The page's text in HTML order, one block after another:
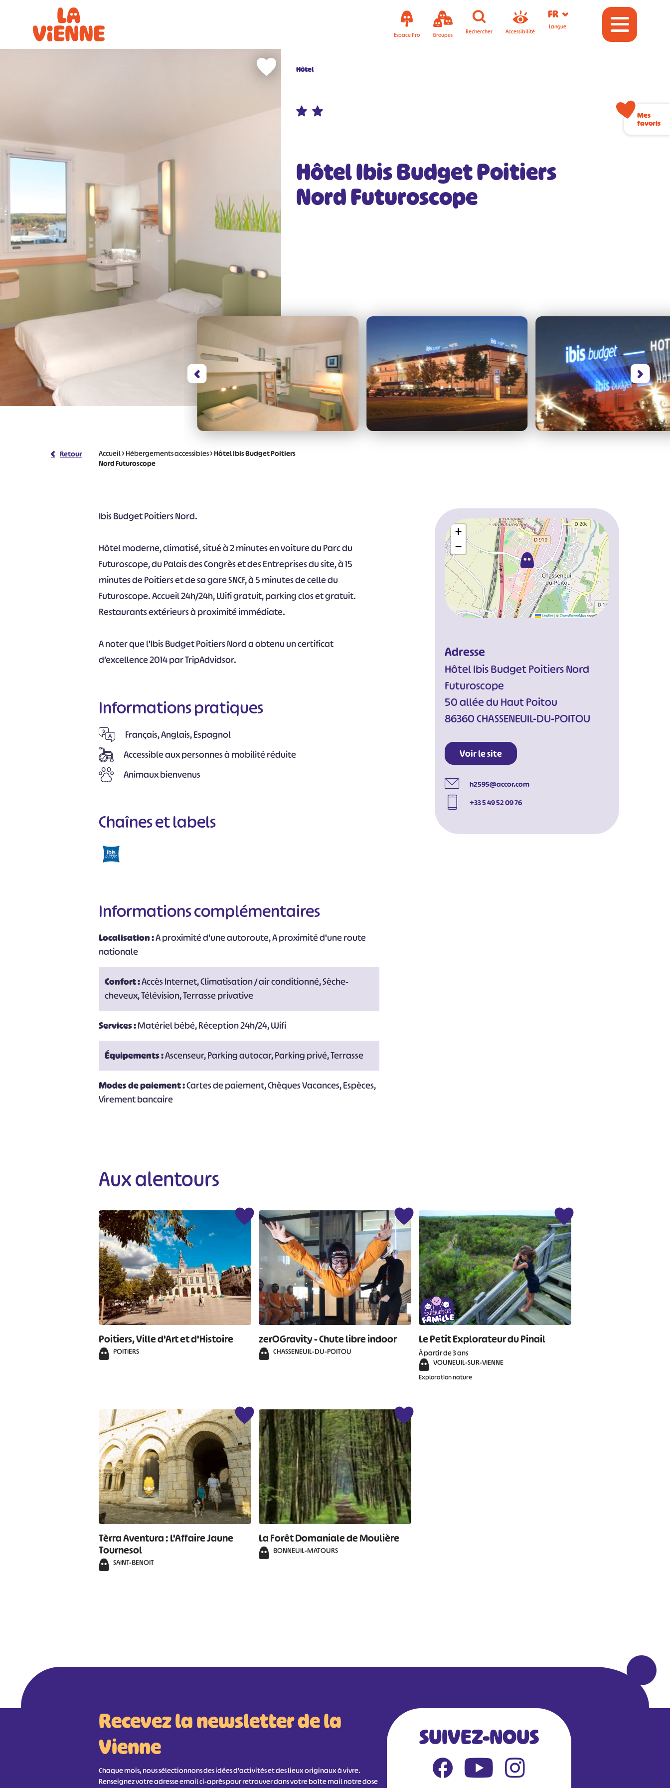
Espace Pro Groupes Rechercher Accessibilité
FR
Langue
Hôtel
Hôtel Ibis Budget Poitiers
Nord Futuroscope
Retour Accueil>Hébergements accessibles>Hôtel Ibis Budget Poitiers
Nord Futuroscope
Ibis Budget Poitiers Nord.
Hôtel moderne, climatisé, situé à 2 minutes en voiture du Parc du
Futuroscope, du Palais des Congrès et des Entreprises du site, à 15
minutes de Poitiers et de sa gare SNCF, à 5 minutes de celle du
Futuroscope. Accueil 24h/24h, Wifi gratuit, parking clos et gratuit.
Restaurants extérieurs à proximité immédiate.
A noter que l'Ibis Budget Poitiers Nord a obtenu un certificat
d’excellence 2014 par TripAdvidsor.
Informations pratiques
Français, Anglais, Espagnol
Accessible aux personnes à mobilité réduite
Animaux bienvenus
Chaînes et labels
Informations complémentaires
Localisation :A proximité d'une autoroute, A proximité d'une route
nationale
Confort :Accès Internet, Climatisation / air conditionné, Sèche-
cheveux, Télévision, Terrasse privative
Services :Matériel bébé, Réception 24h/24, Wifi
Équipements :Ascenseur, Parking autocar, Parking privé, Terrasse
Modes de paiement :Cartes de paiement, Chèques Vacances, Espèces,
Virement bancaire
+
−
Leaflet|©OpenStreetMapcontributors
Adresse
Hôtel Ibis Budget Poitiers Nord
Futuroscope
50 allée du Haut Poitou
86360 CHASSENEUIL-DU-POITOU
Voir le site
h2595@accor.com
+33 5 49 52 09 76
Aux alentours
Poitiers, Ville d'Art et d'Histoire
POITIERS
zerOGravity - Chute libre indoor
CHASSENEUIL-DU-POITOU
Le Petit Explorateur du Pinail
À partir de 3 ans
VOUNEUIL-SUR-VIENNE
Exploration nature
Tèrra Aventura : L'Affaire Jaune
Tournesol
SAINT-BENOIT
La Forêt Domaniale de Moulière
BONNEUIL-MATOURS
Recevez la newsletter de la
Vienne
Chaque mois, nous sélectionnons des idées d'activités et des lieux originaux à vivre.
Renseignez votre adresse email ci-après pour retrouver dans votre boîte mail notre dose
SUIVEZ-NOUS
Mes
favoris
Panneau de gestion des cookies